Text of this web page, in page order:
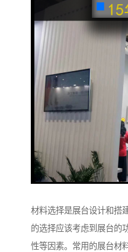
材料选择是展台设计和搭
的选择应该考虑到展台的
性等因素。常用的展台材